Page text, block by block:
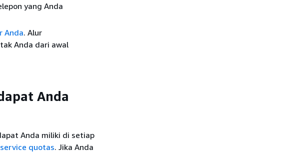
yang Anda
Anda. Alur
Anda dari awal
Anda
Anda miliki di setiap
quotas. Jika Anda